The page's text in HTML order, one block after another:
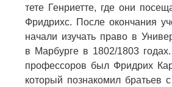
тете Генриетте, где они
Фридрихс. После окончания
начали изучать право в
в Марбурге в 1802/1803
профессоров был Фридрих
который познакомил братьев